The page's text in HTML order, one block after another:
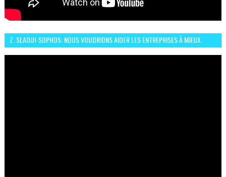
Z. SLAOUI-SOPHOS: NOUS VOUDRIONS AIDER LES ENTREPRISES À MIEUX